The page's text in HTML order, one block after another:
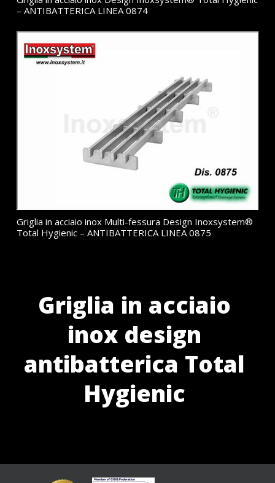
– ANTIBATTERICA LINEA 0874
Griglia in acciaio inox Multi-fessura Design Inoxsystem®
Total Hygienic – ANTIBATTERICA LINEA 0875
Griglia in acciaio
inox design
antibatterica Total
Hygienic